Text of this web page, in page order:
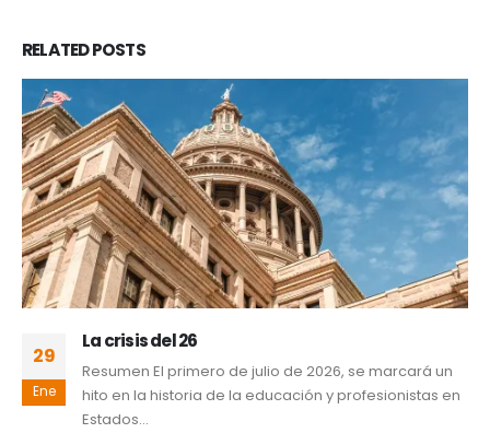
RELATEDPOSTS
29
Ene
La crisis del 26
Resumen El primero de julio de 2026, se marcará un
hito en la historia de la educación y profesionistas en
Estados...